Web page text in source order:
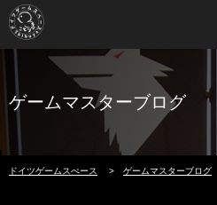
ゲームマスターブログ
ドイツゲームスぺース ゲームマスターブログ